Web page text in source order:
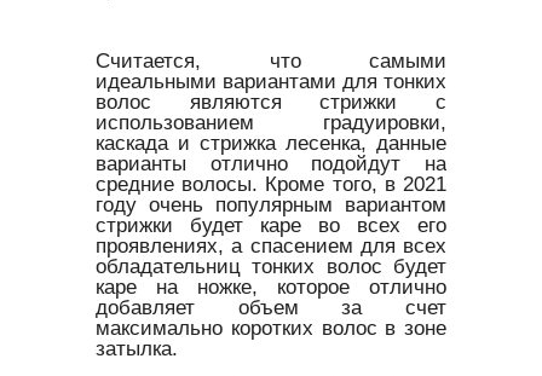
Считается, что самыми
идеальными вариантами для тонких
волос являются стрижки с
использованием градуировки,
каскада и стрижка лесенка, данные
варианты отлично подойдут на
средние волосы. Кроме того, в 2021
году очень популярным вариантом
стрижки будет каре во всех его
проявлениях, а спасением для всех
обладательниц тонких волос будет
каре на ножке, которое отлично
добавляет объем за счет
максимально коротких волос в зоне
затылка.